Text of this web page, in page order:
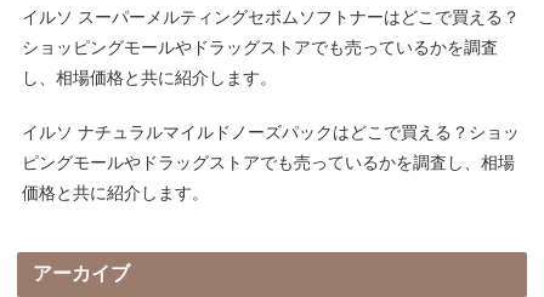
イルソ スーパーメルティングセボムソフトナーはどこで買える？
ショッピングモールやドラッグストアでも売っているかを調査
し、相場価格と共に紹介します。
イルソ ナチュラルマイルドノーズパックはどこで買える？ショッ
ピングモールやドラッグストアでも売っているかを調査し、相場
価格と共に紹介します。
アーカイブ